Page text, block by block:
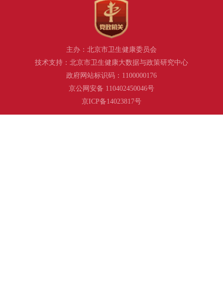
主办：北京市卫生健康委员会
技术支持：北京市卫生健康大数据与政策研究中心
政府网站标识码：1100000176
京公网安备 110402450046号
京ICP备14023817号